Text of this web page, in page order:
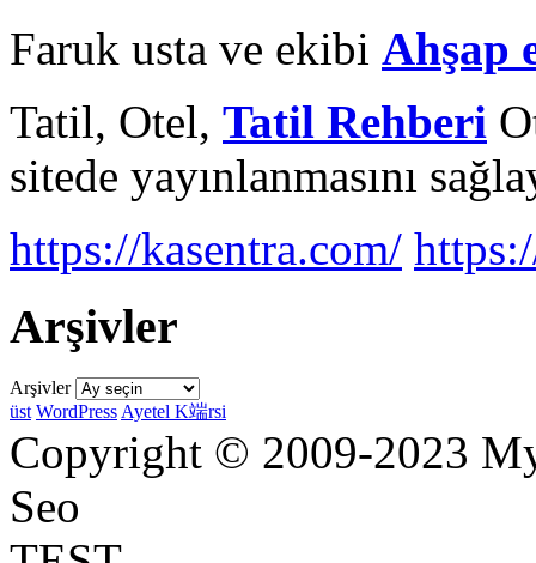
Faruk usta ve ekibi Ahşap
Tatil, Otel, Tatil Rehberi
sitede yayınlanmasını
https://kasentra.com/
Arşivler
Arşivler
üst WordPress Ayetel K端rsi
Copyright © 2009-2023
Seo